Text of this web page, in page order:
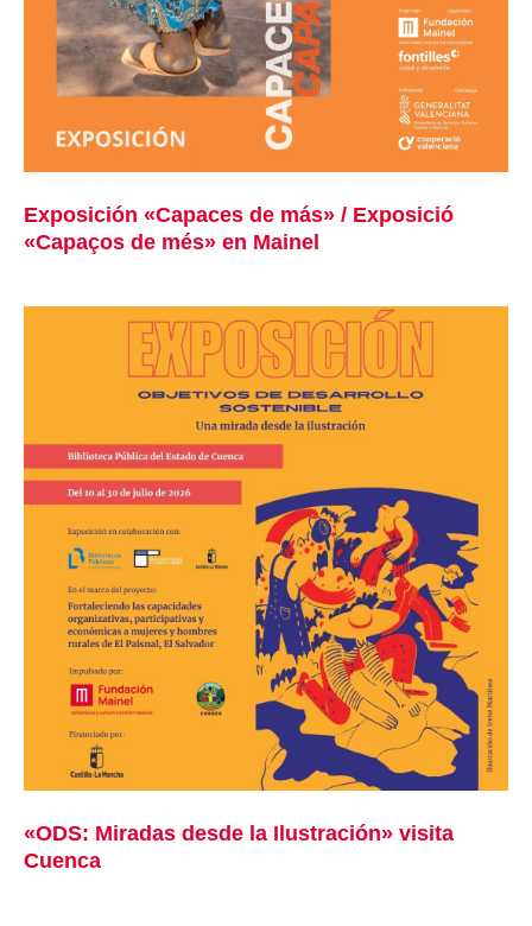
Exposición «Capaces de más» / Exposició
«Capaços de més» en Mainel
«ODS: Miradas desde la Ilustración» visita
Cuenca